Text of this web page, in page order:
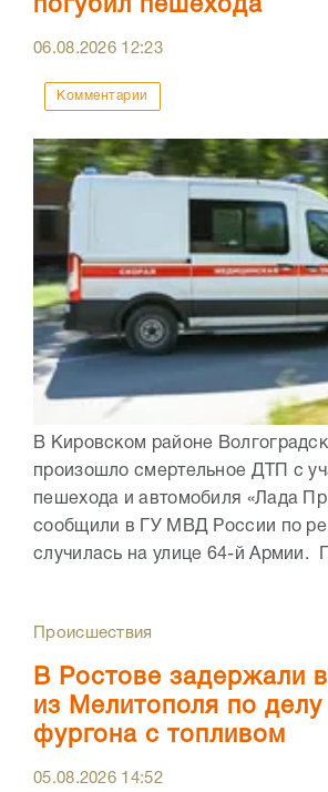
погубил пешехода
06.08.2026 12:23
Комментарии
В Кировском районе
произошло смертельное ДТП с
пешехода и автомобиля «Лада
сообщили в ГУ МВД России по
случилась на улице 64-й Армии.
Происшествия
В Ростове задержали
из Мелитополя по
фургона с топливом
05.08.2026 14:52